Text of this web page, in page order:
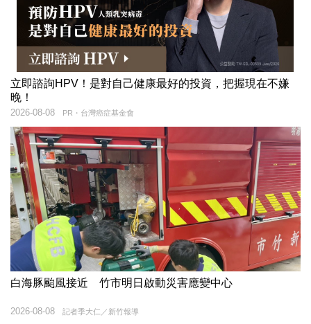
立即諮詢HPV！是對自己健康最好的投資，把握現在不嫌
晚！
PR・台灣癌症基金會
2026-08-08
白海豚颱風接近 竹市明日啟動災害應變中心
記者季大仁／新竹報導
2026-08-08